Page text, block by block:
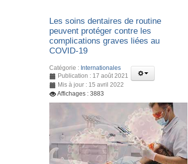
Les soins dentaires de routine
peuvent protéger contre les
complications graves liées au
COVID-19
Catégorie : Internationales
Publication : 17 août 2021
Mis à jour : 15 avril 2022
Affichages : 3883